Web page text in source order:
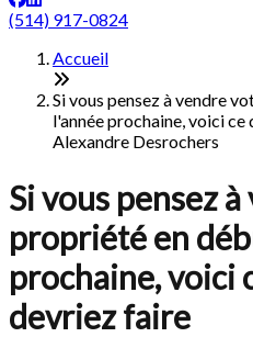
(514) 917-0824
Accueil
Si vous pensez à vendre
l'année prochaine, voici
Alexandre Desrochers
Si vous pensez
propriété en
prochaine, voici
devriez faire